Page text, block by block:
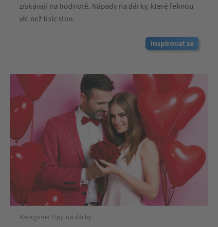
získávají na hodnotě. Nápady na dárky, které řeknou
víc než tisíc slov.
Inspirovat se
Kategorie: Tipy na dárky